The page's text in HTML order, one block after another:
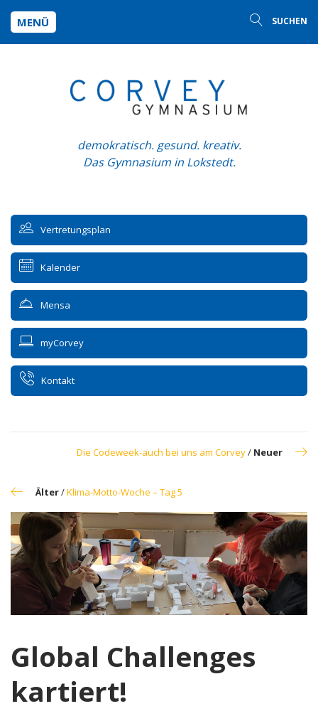
MENÜ SUCHEN
demokratisch. gesund. kreativ.
Das Gymnasium in Lokstedt.
Vertretungsplan
Kalender
Mensa
myCorvey
Kontakt
Die Codeweek-auch bei uns am Corvey/ Neuer
Älter/Klima-Motto-Woche – Tag 5
Global Challenges
kartiert!